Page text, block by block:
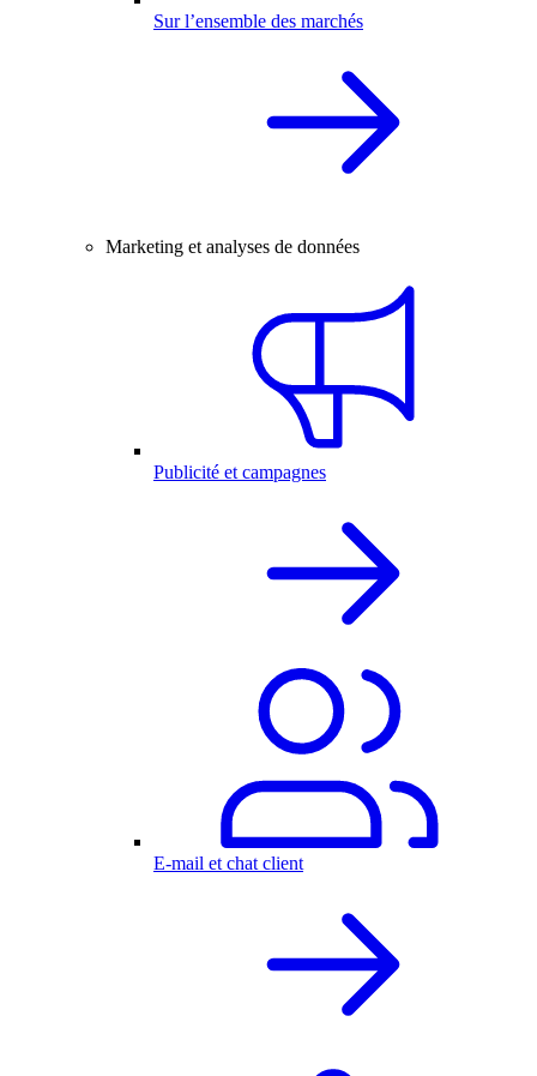
Sur l’ensemble des marchés
Marketing et analyses de données
Publicité et campagnes
E-mail et chat client